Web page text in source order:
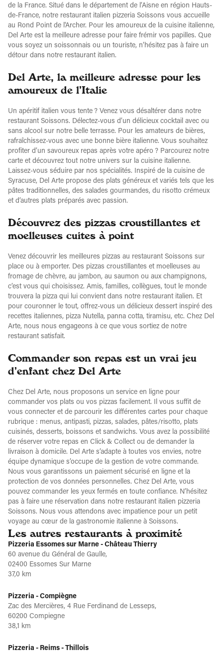
de la France. Situé dans le département de l’Aisne en région Hauts-
de-France, notre restaurant italien pizzeria Soissons vous accueille
au Rond Point de l'Archer. Pour les amoureux de la cuisine italienne,
Del Arte est la meilleure adresse pour faire frémir vos papilles. Que
vous soyez un soissonnais ou un touriste, n’hésitez pas à faire un
détour dans notre restaurant italien.
Del Arte, la meilleure adresse pour les
amoureux de l’Italie
Un apéritif italien vous tente ? Venez vous désaltérer dans notre
restaurant Soissons. Délectez-vous d’un délicieux cocktail avec ou
sans alcool sur notre belle terrasse. Pour les amateurs de bières,
rafraîchissez-vous avec une bonne bière italienne. Vous souhaitez
profiter d’un savoureux repas après votre apéro ? Parcourez notre
carte et découvrez tout notre univers sur la cuisine italienne.
Laissez-vous séduire par nos spécialités. Inspiré de la cuisine de
Syracuse, Del Arte propose des plats généreux et variés tels que les
pâtes traditionnelles, des salades gourmandes, du risotto crémeux
et d’autres plats préparés avec passion.
Découvrez des pizzas croustillantes et
moelleuses cuites à point
Venez découvrir les meilleures pizzas au restaurant Soissons sur
place ou à emporter. Des pizzas croustillantes et moelleuses au
fromage de chèvre, au jambon, au saumon ou aux champignons,
c’est vous qui choisissez. Amis, familles, collègues, tout le monde
trouvera la pizza qui lui convient dans notre restaurant italien. Et
pour couronner le tout, offrez-vous un délicieux dessert inspiré des
recettes italiennes, pizza Nutella, panna cotta, tiramisu, etc. Chez Del
Arte, nous nous engageons à ce que vous sortiez de notre
restaurant satisfait.
Commander son repas est un vrai jeu
d’enfant chez Del Arte
Chez Del Arte, nous proposons un service en ligne pour
commander vos plats ou vos pizzas facilement. Il vous suffit de
vous connecter et de parcourir les différentes cartes pour chaque
rubrique : menus, antipasti, pizzas, salades, pâtes/risotto, plats
cuisinés, desserts, boissons et sandwichs. Vous avez la possibilité
de réserver votre repas en Click & Collect ou de demander la
livraison à domicile. Del Arte s’adapte à toutes vos envies, notre
équipe dynamique s’occupe de la gestion de votre commande.
Nous vous garantissons un paiement sécurisé en ligne et la
protection de vos données personnelles. Chez Del Arte, vous
pouvez commander les yeux fermés en toute confiance. N’hésitez
pas à faire une réservation dans notre restaurant italien pizzeria
Soissons. Nous vous attendons avec impatience pour un petit
voyage au cœur de la gastronomie italienne à Soissons.
Les autres restaurants à proximité
Pizzeria Essomes sur Marne - Château Thierry
60 avenue du Général de Gaulle,
02400 Essomes Sur Marne
37,0 km
Pizzeria - Compiègne
Zac des Mercières, 4 Rue Ferdinand de Lesseps,
60200 Compiegne
38,1 km
Pizzeria - Reims - Thillois